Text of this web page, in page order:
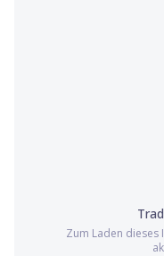
Zum Laden dieses